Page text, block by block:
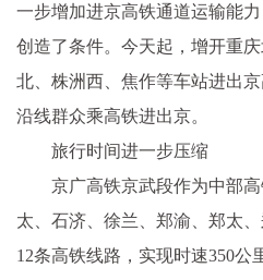
一步增加进京高铁通道运输能
创造了条件。今天起，增开重
北、株洲西、焦作等车站进出
沿线群众乘高铁进出京。
旅行时间进一步压缩
京广高铁京武段作为中部
太、石济、徐兰、郑渝、郑太
12条高铁线路，实现时速350公